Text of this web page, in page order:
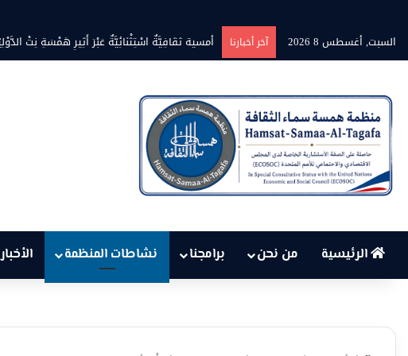
السبت, أغسطس 8 2026
آخر أخبارنا أمسية ثقَافِيَّةٌ اسْتِثْنَائِيَّةٌ عَبْرَ أَثِيرِ هَمْسَةِ نِتْ الدَّوْلِيَّةِ
الرئيسية من نحن برامجنا نشاطات المنظمة الأخبار